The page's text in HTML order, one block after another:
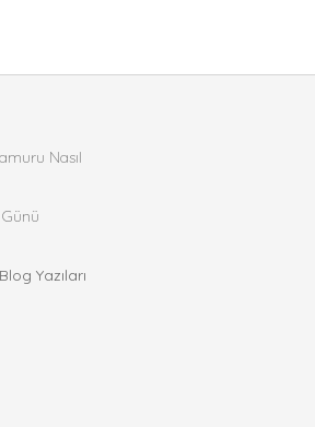
Nasıl
Yazıları